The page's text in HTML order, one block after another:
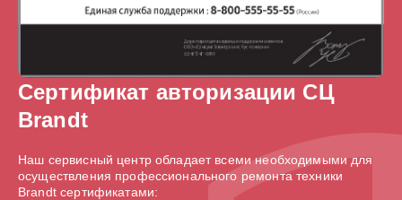
Сертификат авторизации СЦ
Brandt
Наш сервисный центр обладает всеми необходимыми для
осуществления профессионального ремонта техники
Brandt сертификатами: